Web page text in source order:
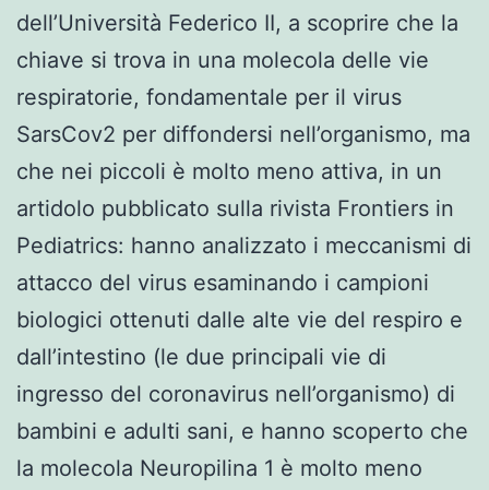
dell’Università Federico II, a scoprire che la
chiave si trova in una molecola delle vie
respiratorie, fondamentale per il virus
SarsCov2 per diffondersi nell’organismo, ma
che nei piccoli è molto meno attiva, in un
artidolo pubblicato sulla rivista Frontiers in
Pediatrics: hanno analizzato i meccanismi di
attacco del virus esaminando i campioni
biologici ottenuti dalle alte vie del respiro e
dall’intestino (le due principali vie di
ingresso del coronavirus nell’organismo) di
bambini e adulti sani, e hanno scoperto che
la molecola Neuropilina 1 è molto meno